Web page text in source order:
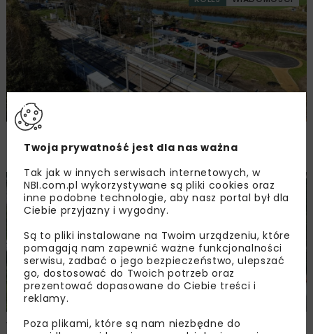
Nowe perony na przystankach w Zelczynie
i Jaśkowicach
KOLEJ WIADOMOŚCI
Wygodniejsza podróż z nowych peronów
Twoja prywatność jest dla nas ważna
Tak jak w innych serwisach internetowych, w
NBI.com.pl wykorzystywane są pliki cookies oraz
inne podobne technologie, aby nasz portal był dla
Ciebie przyjazny i wygodny.
Są to pliki instalowane na Twoim urządzeniu, które
pomagają nam zapewnić ważne funkcjonalności
serwisu, zadbać o jego bezpieczeństwo, ulepszać
go, dostosować do Twoich potrzeb oraz
prezentować dopasowane do Ciebie treści i
reklamy.
Poza plikami, które są nam niezbędne do